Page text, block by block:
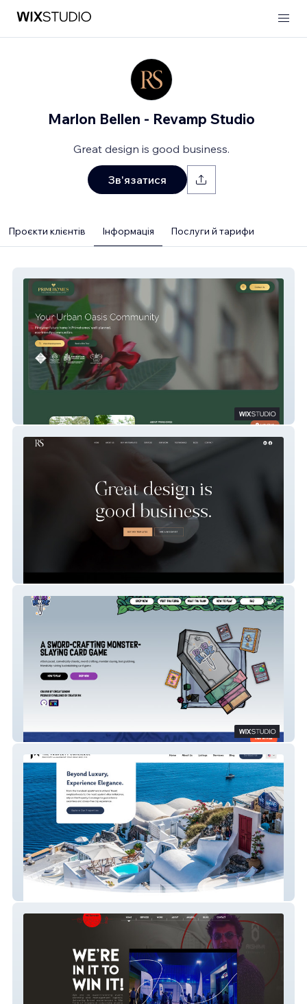
Marlon Bellen - Revamp Studio
Great design is good business.
Зв'язатися
Проєкти клієнтів Інформація Послуги й тарифи
Primehomes
Revamp Studio
Fool's Blade 2.0
Property Concierge